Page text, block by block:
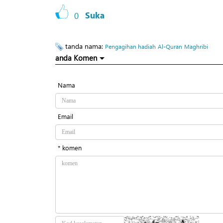
0 Suka
tanda nama: Pengagihan hadiah Al-Quran Maghribi
anda Komen
Nama
Email
* komen